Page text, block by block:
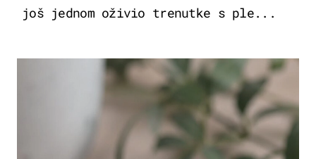
još jednom oživio trenutke s ple...